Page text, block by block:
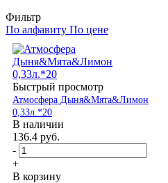
Фильтр
По алфавиту По цене
Быстрый просмотр
Атмосфера Дыня&Мята&Лимон
0,33л.*20
В наличии
136.4 руб.
-
+
В корзину